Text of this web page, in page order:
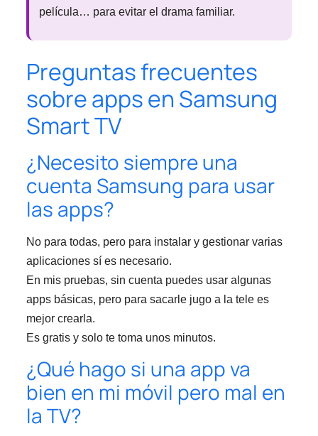
película… para evitar el drama familiar.
Preguntas frecuentes
sobre apps en Samsung
Smart TV
¿Necesito siempre una
cuenta Samsung para usar
las apps?
No para todas, pero para instalar y gestionar varias
aplicaciones sí es necesario.
En mis pruebas, sin cuenta puedes usar algunas
apps básicas, pero para sacarle jugo a la tele es
mejor crearla.
Es gratis y solo te toma unos minutos.
¿Qué hago si una app va
bien en mi móvil pero mal en
la TV?